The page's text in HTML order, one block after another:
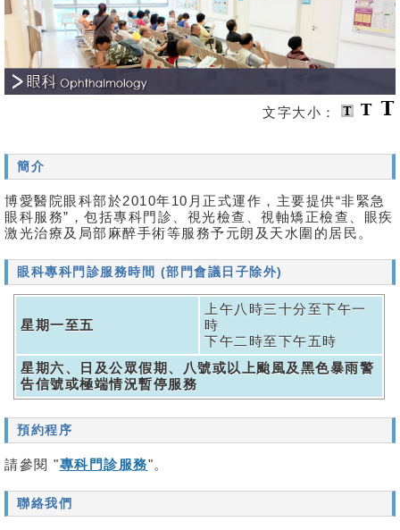
免責聲明
無障礙聲明
文字大小：
簡介
博愛醫院眼科部於2010年10月正式運作，主要提供“非緊急
眼科服務”，包括專科門診、視光檢查、視軸矯正檢查、眼疾
激光治療及局部麻醉手術等服務予元朗及天水圍的居民。
眼科專科門診服務時間 (部門會議日子除外)
星期一至五
上午八時三十分至下午一
時
下午二時至下午五時
星期六、日及公眾假期、八號或以上颱風及黑色暴雨警
告信號或極端情況暫停服務
預約程序
請參閱 "專科門診服務"。
聯絡我們